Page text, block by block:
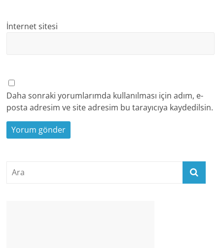
İnternet sitesi
Daha sonraki yorumlarımda kullanılması için adım, e-
posta adresim ve site adresim bu tarayıcıya kaydedilsin.